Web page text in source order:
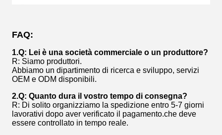
FAQ:
1.Q: Lei è una società commerciale o un produttore?
R: Siamo produttori.
Abbiamo un dipartimento di ricerca e sviluppo, servizi
OEM e ODM disponibili.
2.Q: Quanto dura il vostro tempo di consegna?
R: Di solito organizziamo la spedizione entro 5-7 giorni
lavorativi dopo aver verificato il pagamento.che deve
essere controllato in tempo reale.